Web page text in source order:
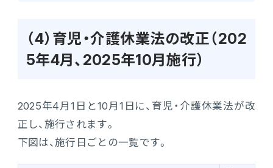
（4）育児・介護休業法の改正（202
5年4月、2025年10月施行）
2025年4月1日と10月1日に、育児・介護休業法が改
正し、施行されます。
下図は、施行日ごとの一覧です。